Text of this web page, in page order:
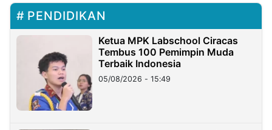
PENDIDIKAN
Ketua MPK Labschool Ciracas
Tembus 100 Pemimpin Muda
Terbaik Indonesia
05/08/2026 - 15:49